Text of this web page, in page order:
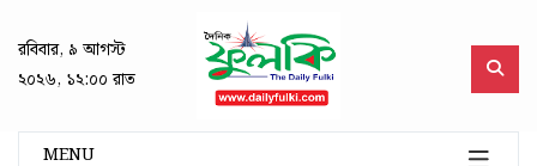
রবিবার, ৯ আগস্ট
২০২৬, ১২:০০ রাত
MENU